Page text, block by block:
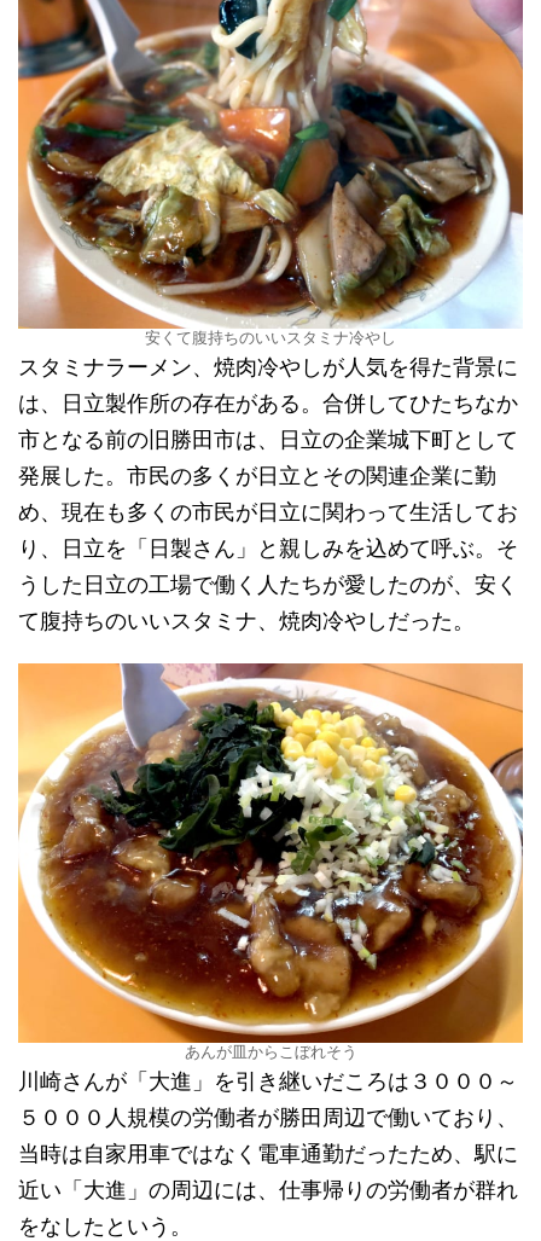
安くて腹持ちのいいスタミナ冷やし
スタミナラーメン、焼肉冷やしが人気を得た背景に
は、日立製作所の存在がある。合併してひたちなか
市となる前の旧勝田市は、日立の企業城下町として
発展した。市民の多くが日立とその関連企業に勤
め、現在も多くの市民が日立に関わって生活してお
り、日立を「日製さん」と親しみを込めて呼ぶ。そ
うした日立の工場で働く人たちが愛したのが、安く
て腹持ちのいいスタミナ、焼肉冷やしだった。
あんが皿からこぼれそう
川崎さんが「大進」を引き継いだころは３０００～
５０００人規模の労働者が勝田周辺で働いており、
当時は自家用車ではなく電車通勤だったため、駅に
近い「大進」の周辺には、仕事帰りの労働者が群れ
をなしたという。